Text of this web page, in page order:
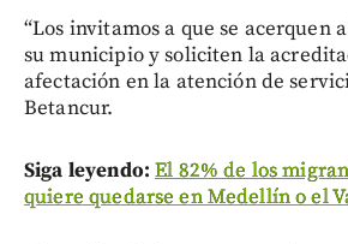
“Los invitamos a que se acerquen
su municipio y soliciten la
afectación en la atención de
Betancur.
Siga leyendo:El 82% de los
quiere quedarse en Medellín o el